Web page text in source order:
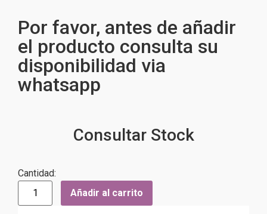
Por favor, antes de añadir
el producto consulta su
disponibilidad via
whatsapp
Consultar Stock
Cantidad:
Añadir al carrito